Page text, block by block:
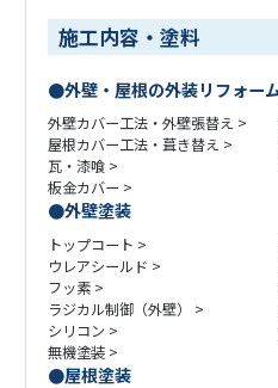
施工内容・塗料
外壁・屋根の外装リフォー
外壁カバー工法・外壁張替え
屋根カバー工法・葺き替え
瓦・漆喰
板金カバー
外壁塗装
トップコート
ウレアシールド
フッ素
ラジカル制御（外壁）
シリコン
無機塗装
屋根塗装